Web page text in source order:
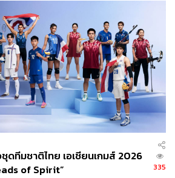
ดทีมชาติไทย เอเชียนเกมส์ 2026
of Spirit”
335